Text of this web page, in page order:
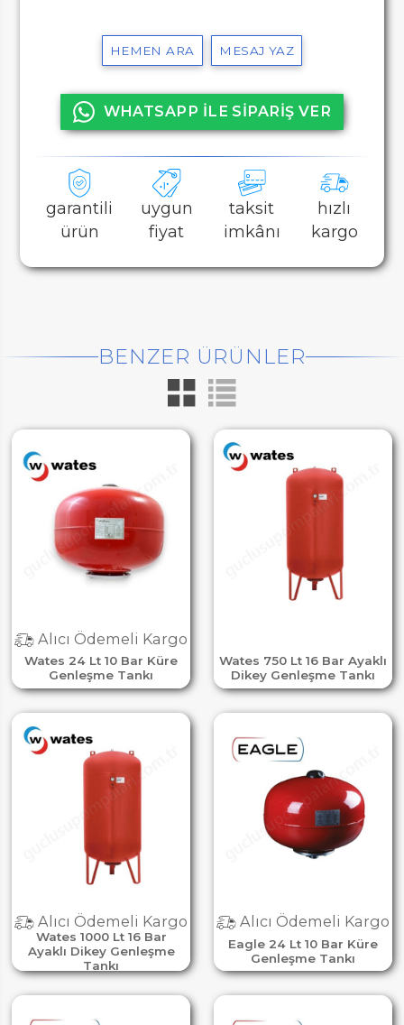
HEMEN ARA MESAJ YAZ
WHATSAPP İLE SİPARİŞ VER
garantili
ürün
uygun
fiyat
taksit
imkânı
hızlı
kargo
BENZER ÜRÜNLER
Wates 24 Lt 10 Bar Küre
Genleşme Tankı
Alıcı Ödemeli Kargo
Wates 750 Lt 16 Bar Ayaklı
Dikey Genleşme Tankı
Wates 1000 Lt 16 Bar
Ayaklı Dikey Genleşme
Tankı
Alıcı Ödemeli Kargo
Eagle 24 Lt 10 Bar Küre
Genleşme Tankı
Alıcı Ödemeli Kargo